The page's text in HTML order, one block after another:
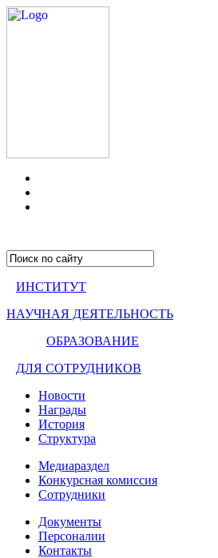
ИНСТИТУТ
НАУЧНАЯ ДЕЯТЕЛЬНОСТЬ
ОБРАЗОВАНИЕ
ДЛЯ СОТРУДНИКОВ
Новости
Награды
История
Структура
Медиараздел
Конкурсная комиссия
Сотрудники
Документы
Персоналии
Контакты